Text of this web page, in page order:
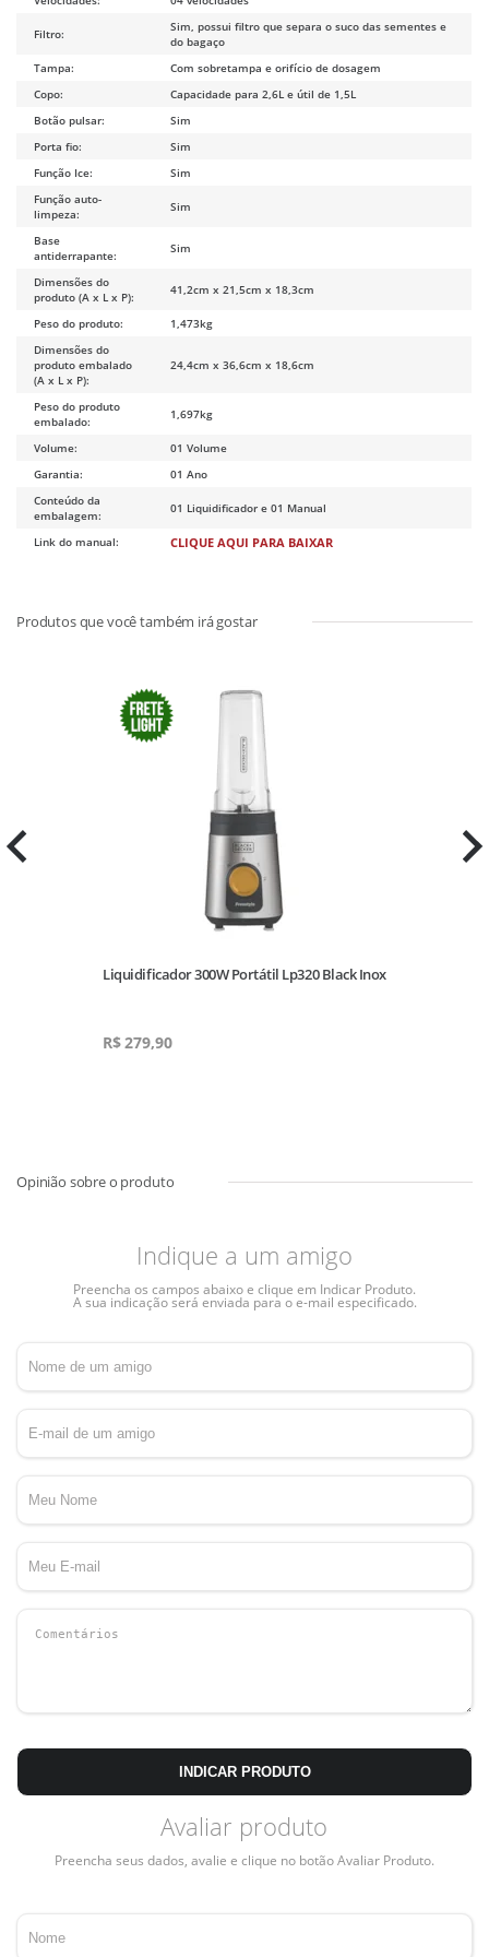
Filtro:
Sim, possui filtro que separa o suco das sementes e
do bagaço
Tampa:
Com sobretampa e orifício de dosagem
Copo:
Capacidade para 2,6L e útil de 1,5L
Botão pulsar:
Sim
Porta fio:
Sim
Função Ice:
Sim
Função auto-
limpeza:
Sim
Base
antiderrapante:
Sim
Dimensões do
produto (A x L x P):
41,2cm x 21,5cm x 18,3cm
Peso do produto:
1,473kg
Dimensões do
produto embalado
(A x L x P):
24,4cm x 36,6cm x 18,6cm
Peso do produto
embalado:
1,697kg
Volume:
01 Volume
Garantia:
01 Ano
Conteúdo da
embalagem:
01 Liquidificador e 01 Manual
Link do manual: CLIQUE AQUI PARA BAIXAR
Liquidificador 300W Portátil Lp320 Black Inox
R$279,90
Indique a um amigo
Preencha os campos abaixo e clique em Indicar Produto.
A sua indicação será enviada para o e-mail especificado.
INDICAR PRODUTO
Avaliar produto
Preencha seus dados, avalie e clique no botão Avaliar Produto.